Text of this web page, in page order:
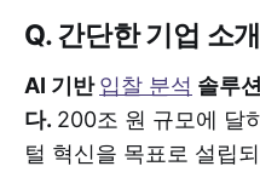
Q. 간단한 기업 소
AI 기반입찰 분석 솔루
다. 200조 원 규모에 달
털 혁신을 목표로 설립